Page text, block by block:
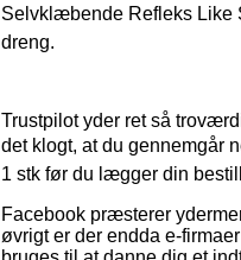
Selvklæbende Refleks Like
dreng.
Trustpilot yder ret så
det klogt, at du gennemgår
1 stk før du lægger din
Facebook præsterer
øvrigt er der endda e-